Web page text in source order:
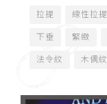
拉提 線性拉提
下垂 緊緻
法令紋 木偶紋